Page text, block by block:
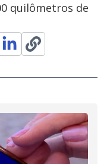
quilômetros de